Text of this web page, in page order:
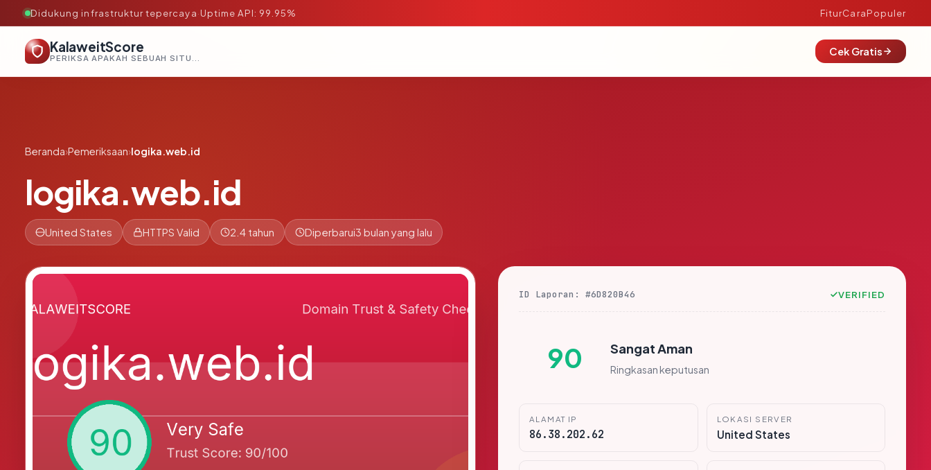
Didukung infrastruktur tepercaya·Uptime API: 99.95% FiturCaraPopuler
KalaweitScore
PERIKSA APAKAH SEBUAH SITUS AMAN, TEPERCAYA, DAN TERVERIFIKASI DALAM HITUNGAN DETIK.
Cek Gratis
Beranda›Pemeriksaan›logika.web.id
logika.web.id
United States HTTPS Valid 2.4 tahun Diperbarui3 bulan yang lalu
ID Laporan: #6D820B46 VERIFIED
90 Sangat Aman
Ringkasan keputusan
ALAMAT IP
86.38.202.62
LOKASI SERVER
United States